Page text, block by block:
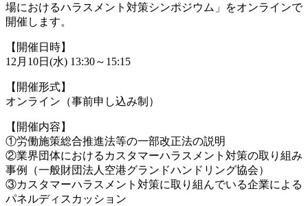
場におけるハラスメント対策シンポジウム」をオンラインで
開催します。
【開催日時】
12月10日(水) 13:30～15:15
【開催形式】
オンライン（事前申し込み制）
【開催内容】
①労働施策総合推進法等の一部改正法の説明
②業界団体におけるカスタマーハラスメント対策の取り組み
事例（一般財団法人空港グランドハンドリング協会）
③カスタマーハラスメント対策に取り組んでいる企業による
パネルディスカッション